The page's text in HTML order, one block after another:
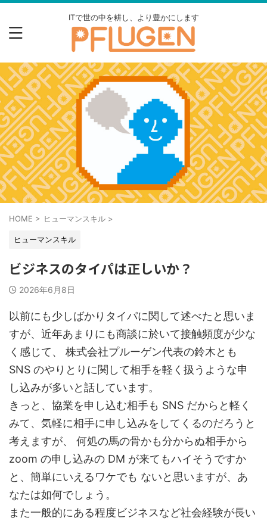
ITで世の中を耕し、より豊かにします
HOME > ヒューマンスキル >
ヒューマンスキル
ビジネスのタイパは正しいか？
2026年6月8日
以前にも少しばかりタイパに関して述べたと思いま
すが、近年あまりにも商談に於いて接触頻度が少な
く感じて、 株式会社プルーゲン代表の鈴木とも
SNS のやりとりに関して相手を軽く扱うような申
し込みが多いと話しています。
きっと、協業を申し込む相手も SNS だからと軽く
みて、気軽に相手に申し込みをしてくるのだろうと
考えますが、 何処の馬の骨かも分からぬ相手から
zoom の申し込みの DM が来てもハイそうですか
と、簡単にいえるワケでも ないと思いますが、あ
なたは如何でしょう。
また一般的にある程度ビジネスなど社会経験が長い